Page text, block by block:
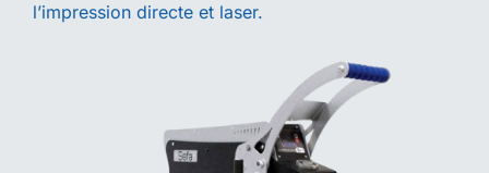
l’impression directe et laser.